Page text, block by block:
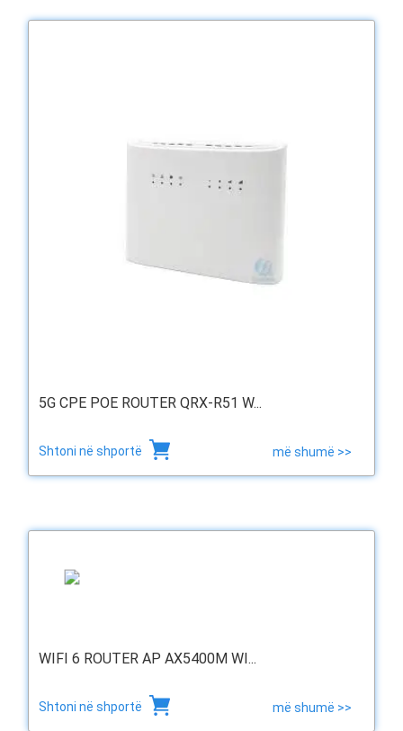
5G CPE POE ROUTER QRX-R51 W...
Shtoni në shportë më shumë >>
WIFI 6 ROUTER AP AX5400M WI...
Shtoni në shportë më shumë >>